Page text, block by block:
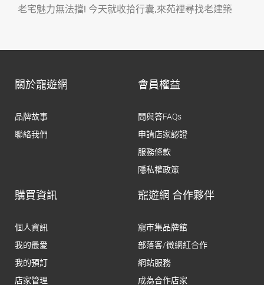
老宅魅力無法擋! 今天就收拾行囊,來苑裡尋找老建築
關於寵遊網
品牌故事
聯絡我們
會員權益
問與答FAQs
申請店家認證
服務條款
隱私權政策
購買資訊
個人資訊
我的最愛
我的預訂
店家管理
寵遊網 合作夥伴
寵市集品牌館
部落客/微網紅合作
網站服務
成為合作店家